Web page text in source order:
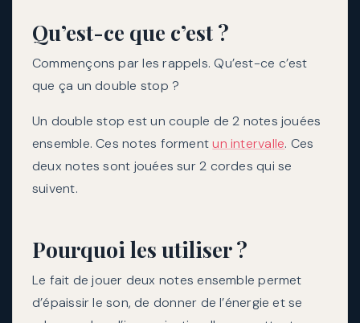
Qu’est-ce que c’est ?
Commençons par les rappels. Qu’est-ce c’est
que ça un double stop ?
Un double stop est un couple de 2 notes jouées
ensemble. Ces notes formentun intervalle. Ces
deux notes sont jouées sur 2 cordes qui se
suivent.
Pourquoi les utiliser ?
Le fait de jouer deux notes ensemble permet
d’épaissir le son, de donner de l’énergie et se